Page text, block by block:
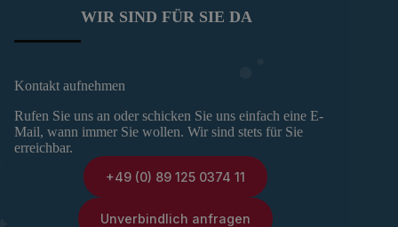
WIR SIND FÜR SIE DA
Kontakt aufnehmen
Rufen Sie uns an oder schicken Sie uns einfach eine E-
Mail, wann immer Sie wollen. Wir sind stets für Sie
erreichbar.
+49 (0) 89 125 0374 11
Unverbindlich anfragen